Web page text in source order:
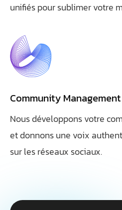
unifiés pour sublimer votre
Community Management
Nous développons votre
et donnons une voix
sur les réseaux sociaux.